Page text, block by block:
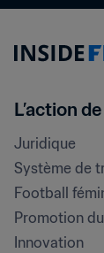
L’action
Juridique
Système de
Football
Promotion
Innovation